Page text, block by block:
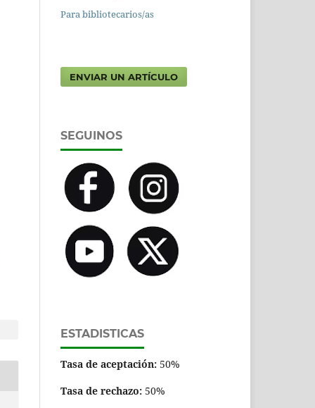
Para bibliotecarios/as
ENVIAR UN ARTÍCULO
SEGUINOS
ESTADISTICAS
Tasa de aceptación: 50%
Tasa de rechazo: 50%